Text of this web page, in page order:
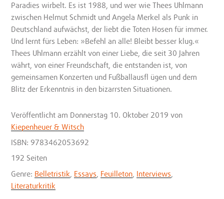
Paradies wirbelt. Es ist 1988, und wer wie Thees Uhlmann
zwischen Helmut Schmidt und Angela Merkel als Punk in
Deutschland aufwächst, der liebt die Toten Hosen für immer.
Und lernt fürs Leben: »Befehl an alle! Bleibt besser klug.«
Thees Uhlmann erzählt von einer Liebe, die seit 30 Jahren
währt, von einer Freundschaft, die entstanden ist, von
gemeinsamen Konzerten und Fußballausfl ügen und dem
Blitz der Erkenntnis in den bizarrsten Situationen.
Veröffentlicht am Donnerstag 10. Oktober 2019 von
Kiepenheuer & Witsch
ISBN: 9783462053692
192 Seiten
Genre: Belletristik Essays Feuilleton Interviews
Literaturkritik